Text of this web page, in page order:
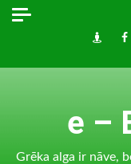
Skip
e –
Grēka alga ir nāve,